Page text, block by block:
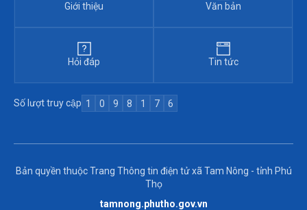
Giới thiệu Văn bản
Hỏi đáp Tin tức
Số lượt truy cập 1 0 9 8 1 7 6
Bản quyền thuộc Trang Thông tin điện tử xã Tam Nông - tỉnh Phú
Thọ
tamnong.phutho.gov.vn